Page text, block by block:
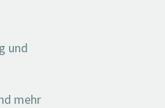
und
mehr